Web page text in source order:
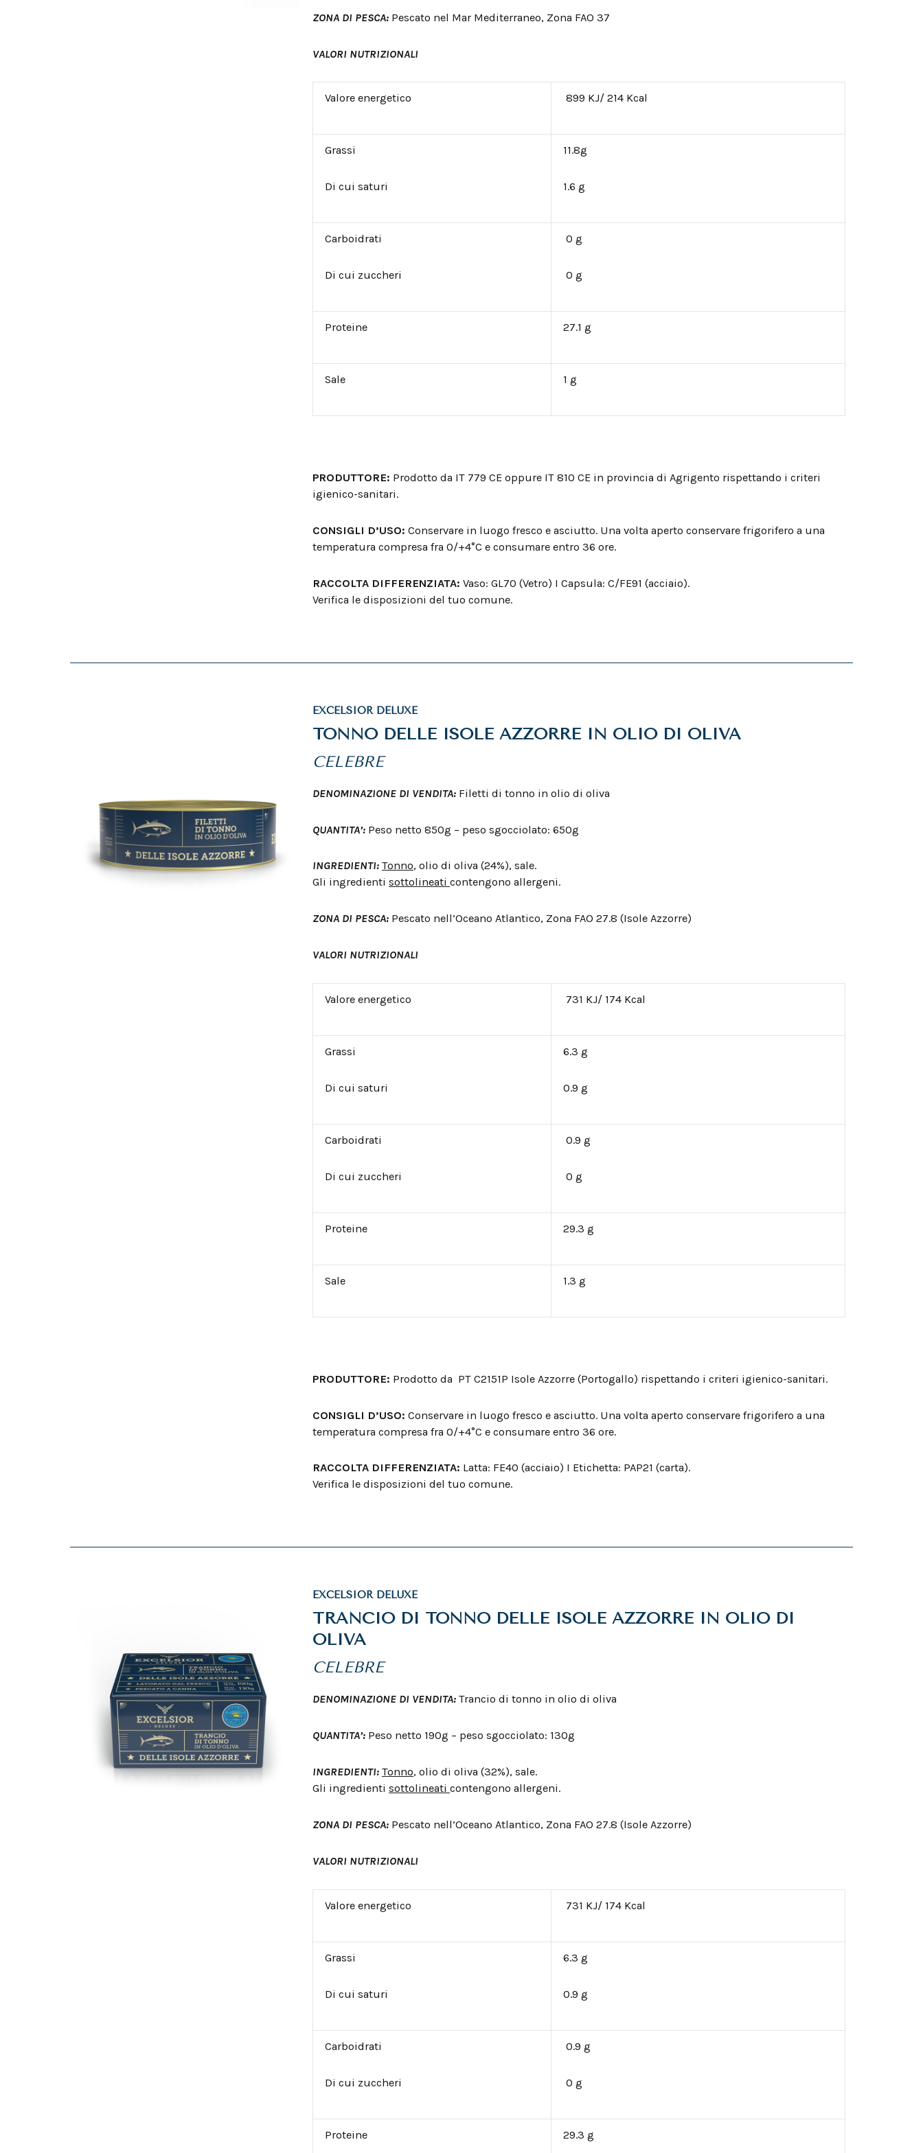
ZONA DI PESCA: Pescato nel Mar Mediterraneo, Zona FAO 37
VALORI NUTRIZIONALI
Valore energetico 899 KJ/ 214 Kcal
Grassi
Di cui saturi
11.8g
1.6 g
Carboidrati
Di cui zuccheri
0 g
0 g
Proteine 27.1 g
Sale 1 g
PRODUTTORE: Prodotto da IT 779 CE oppure IT 810 CE in provincia di Agrigento rispettando i criteri
igienico-sanitari.
CONSIGLI D’USO: Conservare in luogo fresco e asciutto. Una volta aperto conservare frigorifero a una
temperatura compresa fra 0/+4°C e consumare entro 36 ore.
RACCOLTA DIFFERENZIATA: Vaso: GL70 (Vetro) I Capsula: C/FE91 (acciaio).
Verifica le disposizioni del tuo comune.
EXCELSIOR DELUXE
TONNO DELLE ISOLE AZZORRE IN OLIO DI OLIVA
CELEBRE
DENOMINAZIONE DI VENDITA: Filetti di tonno in olio di oliva
QUANTITA’: Peso netto 850g – peso sgocciolato: 650g
INGREDIENTI: Tonno, olio di oliva (24%), sale.
Gli ingredienti sottolineati contengono allergeni.
ZONA DI PESCA: Pescato nell’Oceano Atlantico, Zona FAO 27.8 (Isole Azzorre)
VALORI NUTRIZIONALI
Valore energetico 731 KJ/ 174 Kcal
Grassi
Di cui saturi
6.3 g
0.9 g
Carboidrati
Di cui zuccheri
0.9 g
0 g
Proteine 29.3 g
Sale 1.3 g
PRODUTTORE: Prodotto da PT C2151P Isole Azzorre (Portogallo) rispettando i criteri igienico-sanitari.
CONSIGLI D’USO: Conservare in luogo fresco e asciutto. Una volta aperto conservare frigorifero a una
temperatura compresa fra 0/+4°C e consumare entro 36 ore.
RACCOLTA DIFFERENZIATA: Latta: FE40 (acciaio) I Etichetta: PAP21 (carta).
Verifica le disposizioni del tuo comune.
EXCELSIOR DELUXE
TRANCIO DI TONNO DELLE ISOLE AZZORRE IN OLIO DI
OLIVA
CELEBRE
DENOMINAZIONE DI VENDITA: Trancio di tonno in olio di oliva
QUANTITA’: Peso netto 190g – peso sgocciolato: 130g
INGREDIENTI: Tonno, olio di oliva (32%), sale.
Gli ingredienti sottolineati contengono allergeni.
ZONA DI PESCA: Pescato nell’Oceano Atlantico, Zona FAO 27.8 (Isole Azzorre)
VALORI NUTRIZIONALI
Valore energetico 731 KJ/ 174 Kcal
Grassi
Di cui saturi
6.3 g
0.9 g
Carboidrati
Di cui zuccheri
0.9 g
0 g
Proteine 29.3 g